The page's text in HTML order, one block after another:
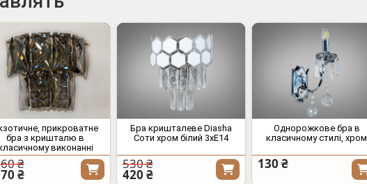
прикроватне
бра з кришталю в
виконанні
₴
₴
Бра кришталеве Diasha
Соти хром білий 3xE14
530 ₴
420 ₴
Однорожкове бра в
класичному стилі, хром
130 ₴